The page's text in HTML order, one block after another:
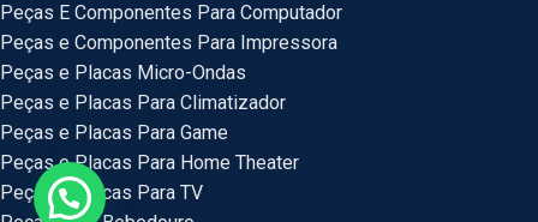
Peças E Componentes Para Computador
Peças e Componentes Para Impressora
Peças e Placas Micro-Ondas
Peças e Placas Para Climatizador
Peças e Placas Para Game
Peças e Placas Para Home Theater
Peças e Placas Para TV